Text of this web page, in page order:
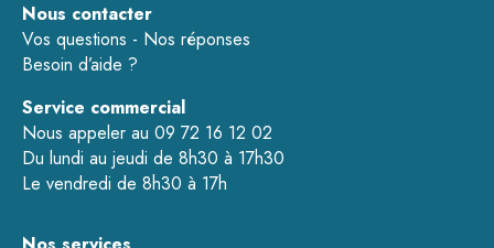
Nous contacter
Vos questions - Nos réponses
Besoin d’aide ?
Service commercial
Nous appeler au 09 72 16 12 02
Du lundi au jeudi de 8h30 à 17h30
Le vendredi de 8h30 à 17h